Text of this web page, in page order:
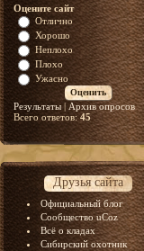
Оцените сайт
Отлично
Хорошо
Неплохо
Плохо
Ужасно
Результаты| Архив опросов
Всего ответов:45
Друзья сайта
Официальный блог
Сообщество uCoz
Всё о кладах
Сибирский охотник